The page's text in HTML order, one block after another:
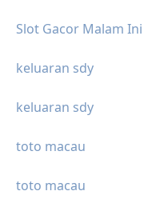
Slot Gacor Malam Ini
keluaran sdy
keluaran sdy
toto macau
toto macau